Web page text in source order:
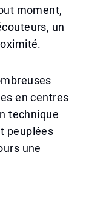
moment,
un
en centres
technique
peuplées
une